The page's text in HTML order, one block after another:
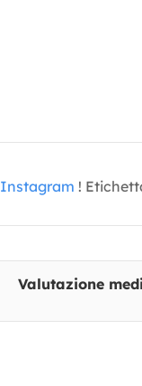
Instagram !
Valutazione